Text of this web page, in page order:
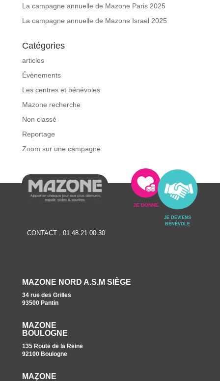
La campagne annuelle de Mazone Paris 2025
La campagne annuelle de Mazone Israel 2025
Catégories
articles
Évènements
Les centres et bénévoles
Mazone recherche
Non classé
Reportage
Zoom sur une campagne
CONTACT : 01.48.21.00.30
JE DONNE
JE DEVIENS
BÉNÉVOLE
MAZONE NORD A.S.M SIÈGE
34 rue des Grilles
93500 Pantin
MAZONE
BOULOGNE
135 Route de la Reine
92100 Boulogne
MAZONE